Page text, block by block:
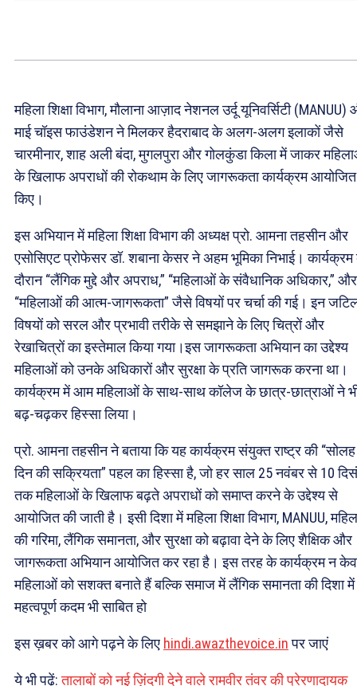
महिला शिक्षा विभाग, मौलाना आज़ाद नेशनल उर्दू यूनिवर्सिटी (MANUU)
माई चॉइस फाउंडेशन ने मिलकर हैदराबाद के अलग-अलग इलाकों जैसे
चारमीनार, शाह अली बंदा, मुगलपुरा और गोलकुंडा किला में जाकर
के खिलाफ अपराधों की रोकथाम के लिए जागरूकता कार्यक्रम आयोजित
किए।
इस अभियान में महिला शिक्षा विभाग की अध्यक्ष प्रो. आमना तहसीन और
एसोसिएट प्रोफेसर डॉ. शबाना केसर ने अहम भूमिका निभाई।
दौरान “लैंगिक मुद्दे और अपराध,” “महिलाओं के संवैधानिक अधिकार,” और
“महिलाओं की आत्म-जागरूकता” जैसे विषयों पर चर्चा की गई। इन
विषयों को सरल और प्रभावी तरीके से समझाने के लिए चित्रों और
रेखाचित्रों का इस्तेमाल किया गया।इस जागरूकता अभियान का उद्देश्य
महिलाओं को उनके अधिकारों और सुरक्षा के प्रति जागरूक करना था।
कार्यक्रम में आम महिलाओं के साथ-साथ कॉलेज के छात्र-छात्राओं ने
बढ़-चढ़कर हिस्सा लिया।
प्रो. आमना तहसीन ने बताया कि यह कार्यक्रम संयुक्त राष्ट्र की “सोलह
दिन की सक्रियता” पहल का हिस्सा है, जो हर साल 25 नवंबर से 10
तक महिलाओं के खिलाफ बढ़ते अपराधों को समाप्त करने के उद्देश्य से
आयोजित की जाती है। इसी दिशा में महिला शिक्षा विभाग, MANUU,
की गरिमा, लैंगिक समानता, और सुरक्षा को बढ़ावा देने के लिए शैक्षिक और
जागरूकता अभियान आयोजित कर रहा है। इस तरह के कार्यक्रम न
महिलाओं को सशक्त बनाते हैं बल्कि समाज में लैंगिक समानता की दिशा
महत्वपूर्ण कदम भी साबित हो
इस ख़बर को आगे पढ़ने के लिए hindi.awazthevoice.inपर जाएं
ये भी पढ़ें:तालाबों को नई ज़िंदगी देने वाले रामवीर तंवर की प्रेरणादायक